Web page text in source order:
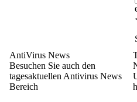
AntiVirus News
Besuchen Sie auch den
tagesaktuellen Antivirus News
Bereich